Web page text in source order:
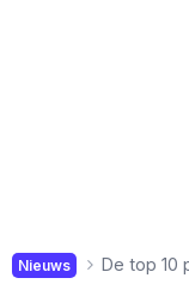
Nieuws De top 10